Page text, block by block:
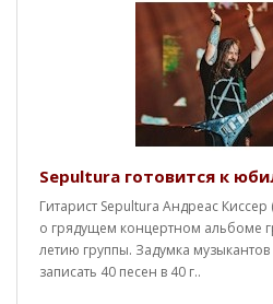
Sepultura готовится к
Гитарист Sepultura Андреас Киссер
о грядущем концертном альбоме
летию группы. Задумка
записать 40 песен в 40 г..